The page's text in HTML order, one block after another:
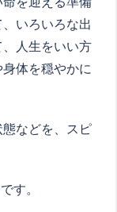
いろいろな出
人生をいい方
体を穏やかに
などを、スピ
す。